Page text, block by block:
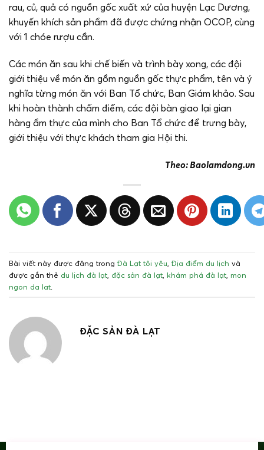
rau, củ, quả có nguồn gốc xuất xứ của huyện Lạc Dương,
khuyến khích sản phẩm đã được chứng nhận OCOP, cùng
với 1 chóe rượu cần.
Các món ăn sau khi chế biến và trình bày xong, các đội
giới thiệu về món ăn gồm nguồn gốc thực phẩm, tên và ý
nghĩa từng món ăn với Ban Tổ chức, Ban Giám khảo. Sau
khi hoàn thành chấm điểm, các đội bàn giao lại gian
hàng ẩm thực của mình cho Ban Tổ chức để trưng bày,
giới thiệu với thực khách tham gia Hội thi.
Theo: Baolamdong.vn
Bài viết này được đăng trongĐà Lạt tôi yêu ,Địa điểm du lịch và
được gắn thẻ du lịch đà lạt đặc sản đà lạt khám phá đà lạt mon
ngon da lat
ĐẶC SẢN ĐÀ LẠT